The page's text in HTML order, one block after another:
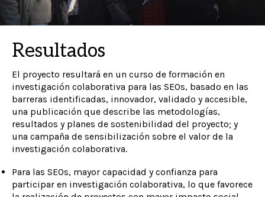
Resultados
El proyecto resultará en un curso de formación en
investigación colaborativa para las SEOs, basado en las
barreras identificadas, innovador, validado y accesible,
una publicación que describe las metodologías,
resultados y planes de sostenibilidad del proyecto; y
una campaña de sensibilización sobre el valor de la
investigación colaborativa.
Para las SEOs, mayor capacidad y confianza para
participar en investigación colaborativa, lo que favorece